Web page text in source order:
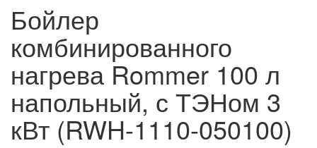
Бойлер
комбинированного
нагрева Rommer 100 л
напольный, с ТЭНом 3
кВт (RWH-1110-050100)